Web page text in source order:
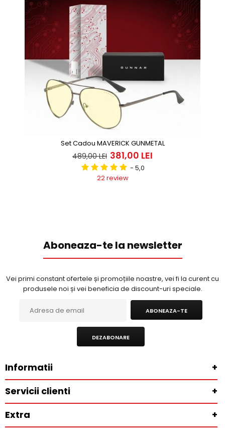
Set Cadou MAVERICK GUNMETAL
489,00 LEI 381,00 LEI
- 5,0
22 review
Aboneaza-te la newsletter
Vei primi constant ofertele și promoțiile noastre, vei fi la curent cu
produsele noi și vei beneficia de discount-uri speciale.
ABONEAZA-TE
DEZABONARE
Informatii
+
Servicii clienti
+
Extra
+